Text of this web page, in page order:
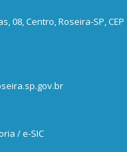
08, Centro, Roseira-SP, CEP
/ e-SIC